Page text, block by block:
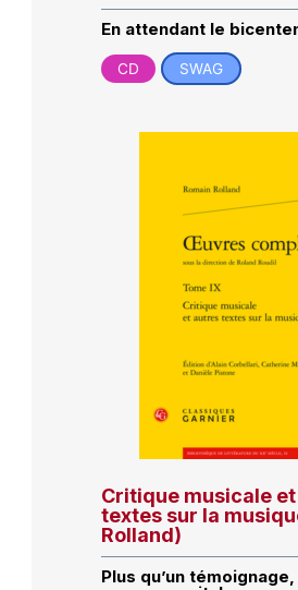
En attendant le
CD SWAG
Critique musicale
textes sur la
Rolland)
Plus qu’un témoignage,